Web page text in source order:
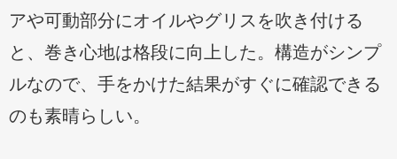
アや可動部分にオイルやグリスを吹き付ける
と、巻き心地は格段に向上した。構造がシンプ
ルなので、手をかけた結果がすぐに確認できる
のも素晴らしい。